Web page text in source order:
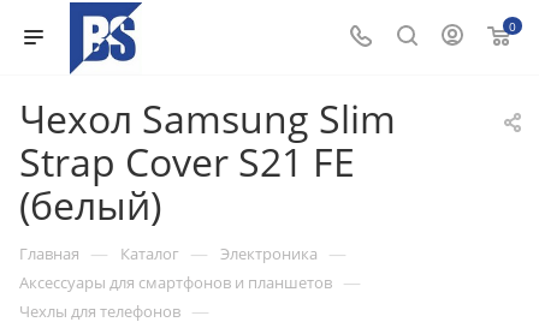
0
Чехол Samsung Slim
Strap Cover S21 FE
(белый)
Главная — Каталог — Электроника —
Аксессуары для смартфонов и планшетов —
Чехлы для телефонов —